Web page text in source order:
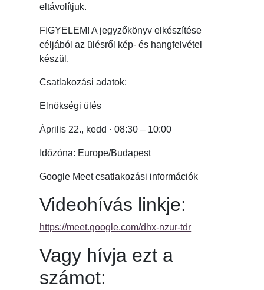
eltávolítjuk.
FIGYELEM! A jegyzőkönyv elkészítése
céljából az ülésről kép- és hangfelvétel
készül.
Csatlakozási adatok:
Elnökségi ülés
Április 22., kedd · 08:30 – 10:00
Időzóna: Europe/Budapest
Google Meet csatlakozási információk
Videohívás linkje:
https://meet.google.com/dhx-nzur-tdr
Vagy hívja ezt a
számot: